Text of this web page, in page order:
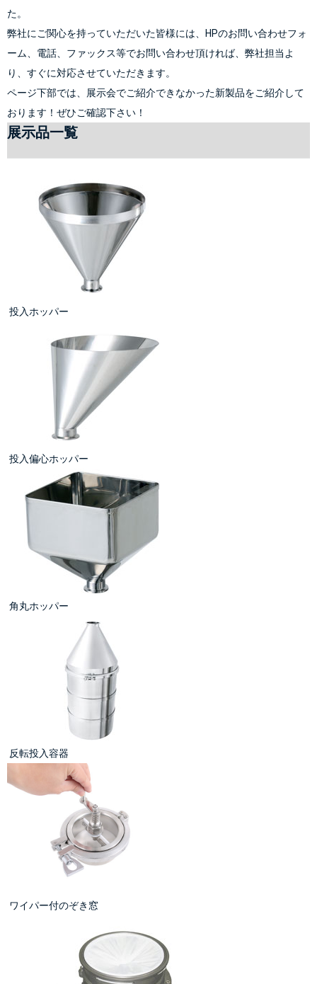
た。
弊社にご関心を持っていただいた皆様には、HPのお問い合わせフォ
ーム、電話、ファックス等でお問い合わせ頂ければ、弊社担当よ
り、すぐに対応させていただきます。
ページ下部では、展示会でご紹介できなかった新製品をご紹介して
おります！ぜひご確認下さい！
展示品一覧
投入ホッパー
投入偏心ホッパー
角丸ホッパー
反転投入容器
ワイパー付のぞき窓